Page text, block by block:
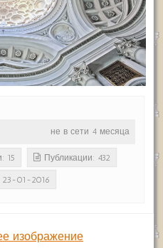
не в сети 4 месяца
15 Публикации: 432
23-01-2016
изображение